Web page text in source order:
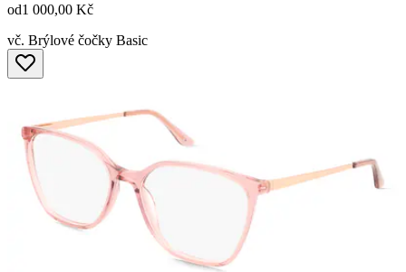
od1 000,00 Kč
vč. Brýlové čočky Basic